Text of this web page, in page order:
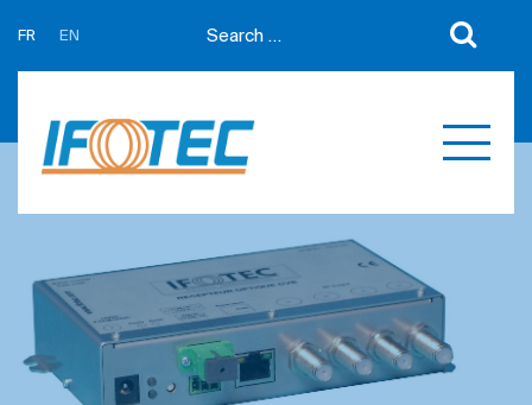
FR EN
News
Support
Quotations
Développement sur mesure
Produits
Références